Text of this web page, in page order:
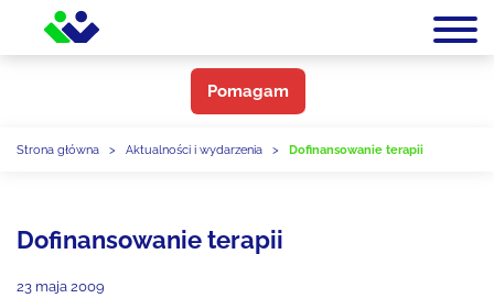
Pomagam
Strona główna > Aktualności i wydarzenia > Dofinansowanie terapii
Dofinansowanie terapii
23 maja 2009